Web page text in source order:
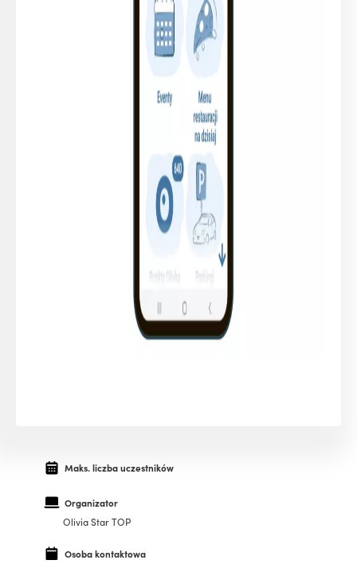
Maks. liczba uczestników
Organizator
Olivia Star TOP
Osoba kontaktowa